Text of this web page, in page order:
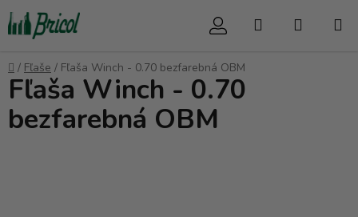
Prejsť
na
obsah
Hľadať
Domov
/ Fľaše / Fľaša Winch - 0.70 bezfarebná OBM
Fľaša Winch - 0.70
bezfarebná OBM